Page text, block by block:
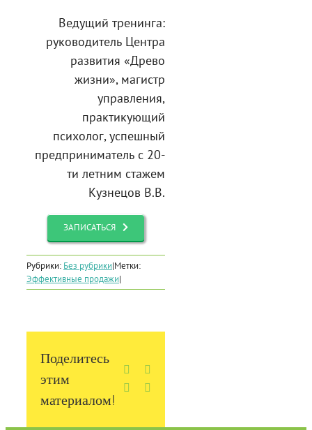
Ведущий тренинга:
руководитель Центра
развития «Древо
жизни», магистр
управления,
практикующий
психолог, успешный
предприниматель с 20-
ти летним стажем
Кузнецов В.В.
ЗАПИСАТЬСЯ
Рубрики: Без рубрики|Метки:
Эффективные продажи|
Поделитесь
этим
материалом!
Facebook